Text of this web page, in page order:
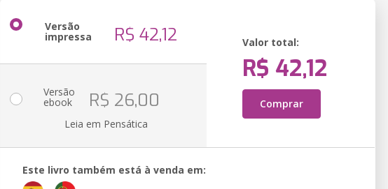
Versão
impressa R$ 42,12 Valor total:
R$ 42,12
Comprar
Versão
ebook R$ 26,00
Leia em Pensática
Este livro também está à venda em: